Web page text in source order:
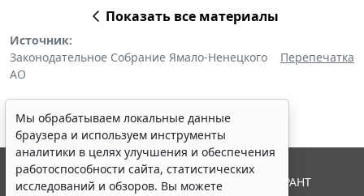
Показать все материалы
Источник:
Законодательное Собрание Ямало-Ненецкого
АО
Перепечатка
Мы обрабатываем локальные данные
браузера и используем инструменты
аналитики в целях улучшения и обеспечения
работоспособности сайта, статистических
исследований и обзоров. Вы можете
© ООО "НПП "ГАРАНТ-СЕРВИС", 2026. Система ГАРАНТ